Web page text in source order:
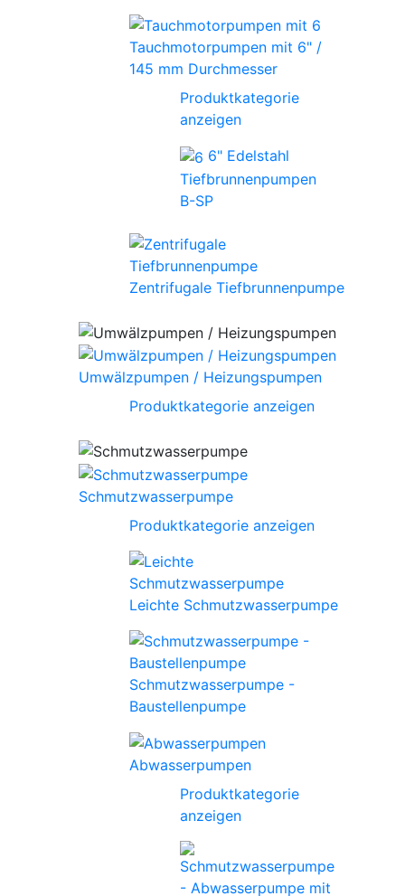
Tauchmotorpumpen mit 6" /
145 mm Durchmesser
Produktkategorie
anzeigen
6" Edelstahl
Tiefbrunnenpumpen
B-SP
Zentrifugale Tiefbrunnenpumpe
Umwälzpumpen / Heizungspumpen
Produktkategorie anzeigen
Schmutzwasserpumpe
Produktkategorie anzeigen
Leichte Schmutzwasserpumpe
Schmutzwasserpumpe -
Baustellenpumpe
Abwasserpumpen
Produktkategorie
anzeigen